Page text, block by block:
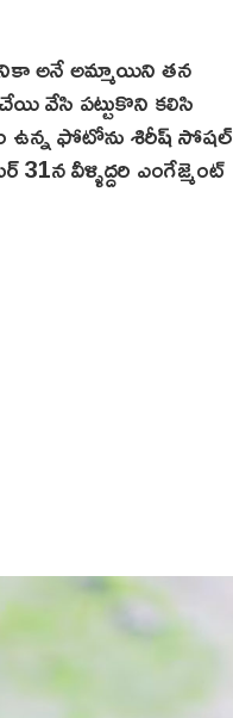
అనే అమ్మాయిని తన
వేసి పట్టుకొని కలిసి
ఉన్న ఫోటోను శిరీష్ సోషల్
వీళ్ళిద్దరి ఎంగేజ్మెంట్